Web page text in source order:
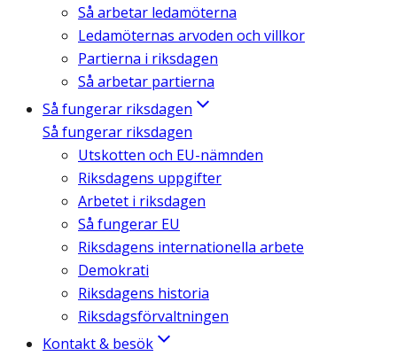
Så arbetar ledamöterna
Ledamöternas arvoden och villkor
Partierna i riksdagen
Så arbetar partierna
Så fungerar riksdagen
Så fungerar riksdagen
Utskotten och EU-nämnden
Riksdagens uppgifter
Arbetet i riksdagen
Så fungerar EU
Riksdagens internationella arbete
Demokrati
Riksdagens historia
Riksdagsförvaltningen
Kontakt & besök